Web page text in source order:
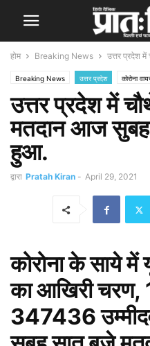
होम Breaking News उत्तर प्रदेश
Breaking News उत्तर प्रदेश कोरोना
उत्तर प्रदेश में
मतदान आज
हुआ.
द्वारा Pratah Kiran - April 29, 2021
कोरोना के साये में
का आखिरी चरण,
347436